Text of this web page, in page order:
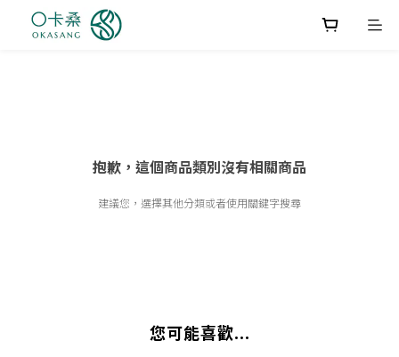
抱歉，這個商品類別沒有相關商品
建議您，選擇其他分類或者使用關鍵字搜尋
您可能喜歡...